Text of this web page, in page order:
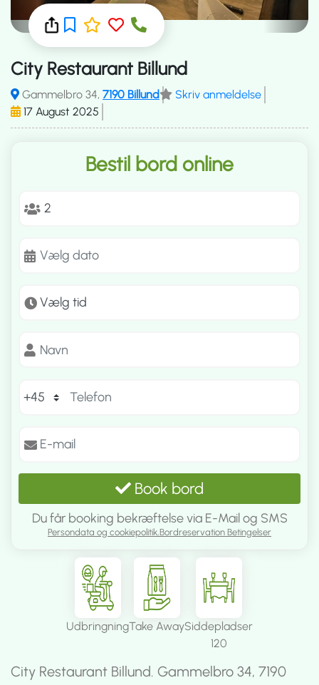
City Restaurant Billund
Gammelbro 34, 7190 Billund
Skriv anmeldelse
17 August 2025
Bestil bord online
Book bord
Du får booking bekræftelse via E-Mail og SMS
Persondata og cookiepolitik,Bordreservation Betingelser
UdbringningTake AwaySiddepladser
120
City Restaurant Billund. Gammelbro 34, 7190